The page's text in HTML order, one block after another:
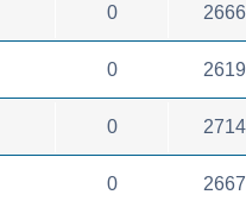
0 2666
0 2619
0 2714
0 2667